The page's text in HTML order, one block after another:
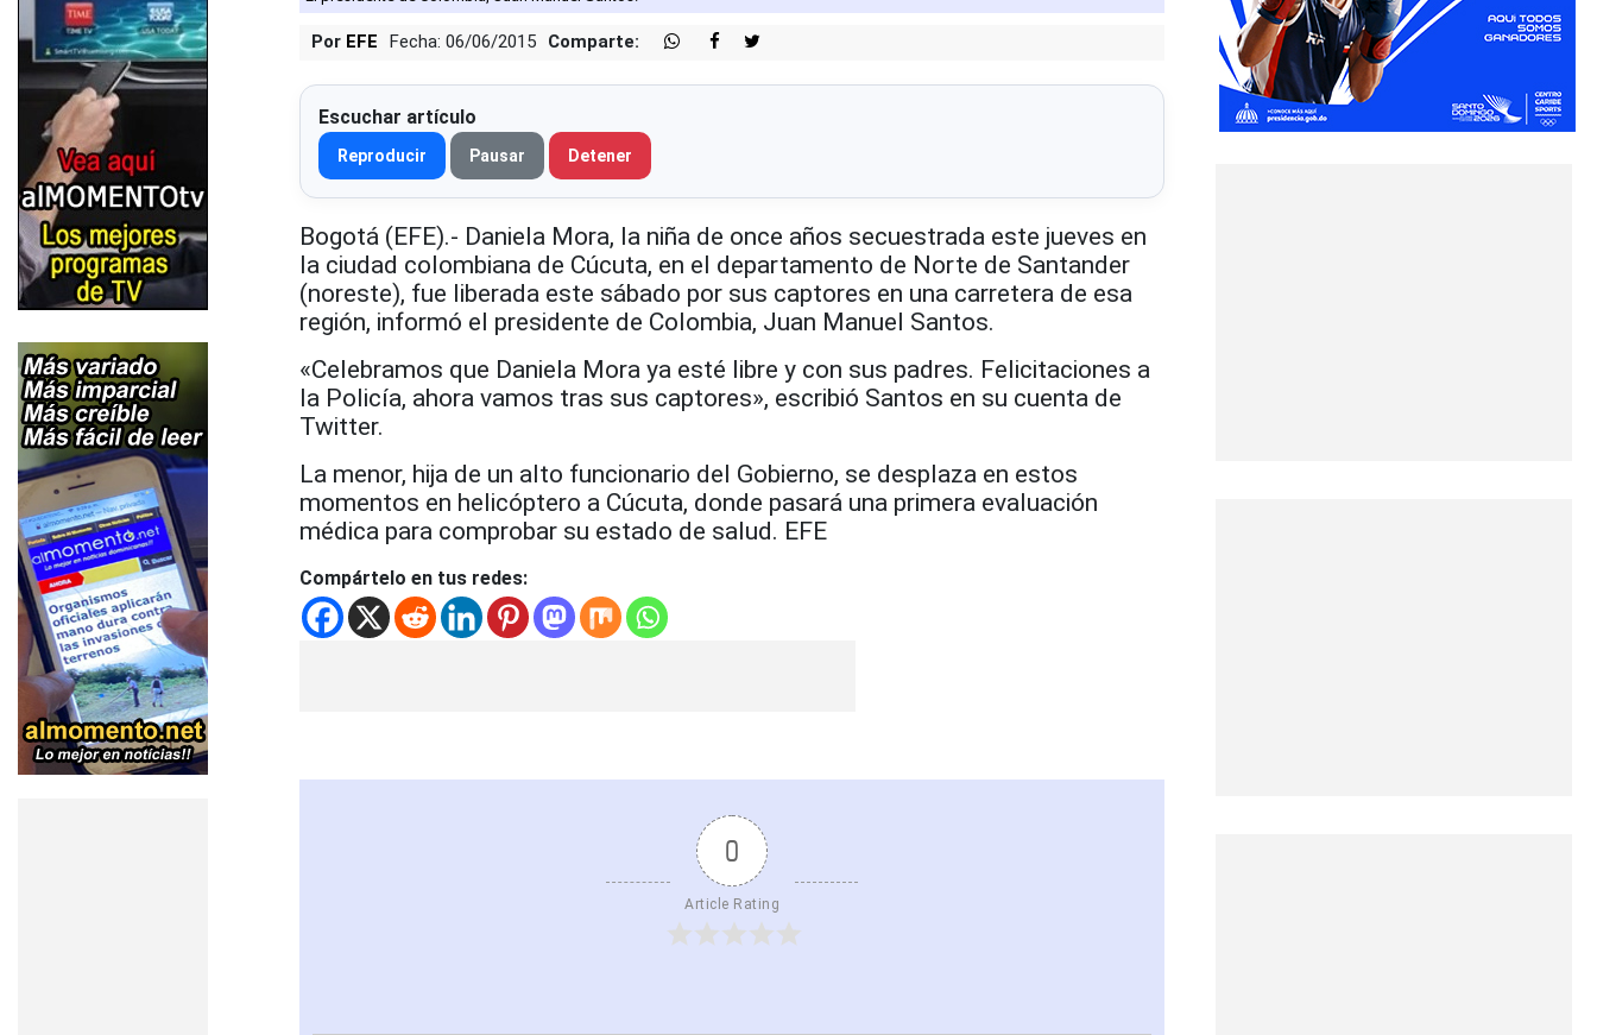
Por EFE Fecha: 06/06/2015 Comparte:
Escuchar artículo
Reproducir Pausar Detener
Bogotá (EFE).- Daniela Mora, la niña de once años secuestrada este jueves en
la ciudad colombiana de Cúcuta, en el departamento de Norte de Santander
(noreste), fue liberada este sábado por sus captores en una carretera de esa
región, informó el presidente de Colombia, Juan Manuel Santos.
«Celebramos que Daniela Mora ya esté libre y con sus padres. Felicitaciones a
la Policía, ahora vamos tras sus captores», escribió Santos en su cuenta de
Twitter.
La menor, hija de un alto funcionario del Gobierno, se desplaza en estos
momentos en helicóptero a Cúcuta, donde pasará una primera evaluación
médica para comprobar su estado de salud. EFE
Compártelo en tus redes:
0
Article Rating